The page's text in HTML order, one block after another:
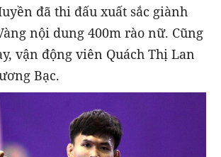
đã thi đấu xuất sắc giành
nội dung 400m rào nữ. Cũng
vận động viên Quách Thị Lan
Bạc.